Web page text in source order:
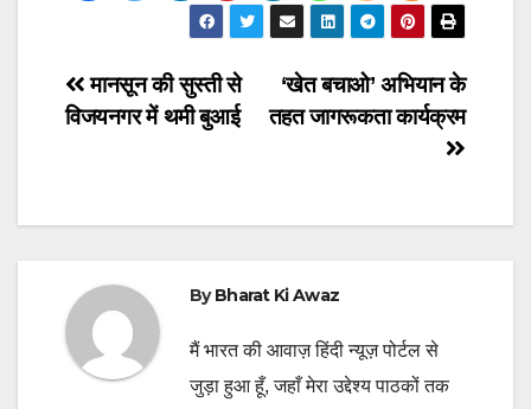
Post
navigation
‘खेत बचाओ’ अभियान के
तहत जागरूकता कार्यक्रम
मानसून की सुस्ती से
विजयनगर में थमी बुआई
ByBharat Ki Awaz
मैं भारत की आवाज़ हिंदी न्यूज़ पोर्टल से
जुड़ा हुआ हूँ, जहाँ मेरा उद्देश्य पाठकों तक